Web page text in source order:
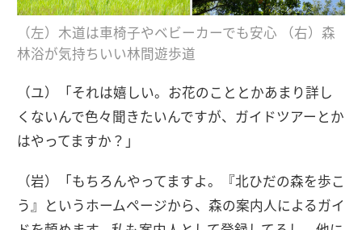
（左）木道は車椅子やベビーカーでも安心 （右）森
林浴が気持ちいい林間遊歩道
（ユ）「それは嬉しい。お花のこととかあまり詳し
くないんで色々聞きたいんですが、ガイドツアーとか
はやってますか？」
（岩）「もちろんやってますよ。『北ひだの森を歩こ
う』というホームページから、森の案内人によるガイ